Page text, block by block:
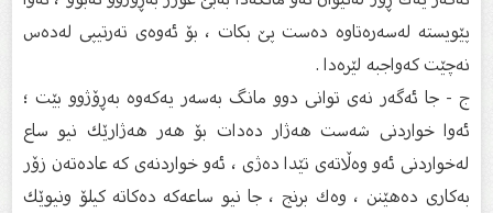
پێویسته‌ له‌سه‌ره‌تاوه‌ ده‌ست پێ بكات ، بۆ ئه‌وه‌ی ته‌رتیپی له‌ده‌س
نه‌چێت كه‌واجبه‌ لێره‌دا .
ج - جا ئه‌گه‌ر نه‌ی توانی دوو مانگ به‌سه‌ر یه‌كه‌وه‌ به‌ڕۆژوو بێت ؛
ئه‌وا خواردنی شه‌ست هه‌ژار ده‌دات بۆ هه‌ر هه‌ژارێك نیو ساع
له‌خواردنی ئه‌و وه‌ڵاته‌ی تێدا ده‌ژی ، ئه‌و خواردنه‌ی كه‌ عاده‌ته‌ن زۆر
به‌كاری ده‌هێنن ، وه‌ك برنج ، جا نیو ساعه‌كه‌ ده‌كاته‌ كیلۆ ونیوێك